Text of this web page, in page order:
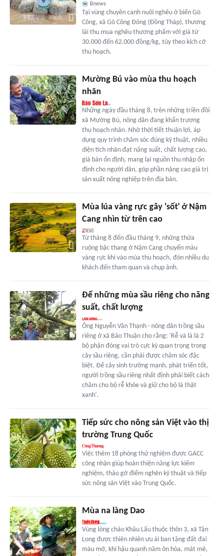
Bnews
Tại vùng chuyên canh nuôi nghêu ở biển Gò
Công, xã Gò Công Đông (Đồng Tháp), thương
lái thu mua nghêu thương phẩm với giá từ
30.000 đến 62.000 đồng/kg, tùy theo kích cỡ
thu hoạch.
Mường Bú vào mùa thu hoạch
nhãn
Những ngày đầu tháng 8, trên những triền đồi
xã Mường Bú, nông dân đang khẩn trương
thu hoạch nhãn. Nhờ thời tiết thuận lợi, áp
dụng quy trình chăm sóc đúng kỹ thuật, nhiều
diện tích nhãn đạt năng suất, chất lượng cao,
giá bán ổn định, mang lại nguồn thu nhập ổn
định cho người dân, góp phần nâng cao giá trị
sản xuất nông nghiệp trên địa bàn.
Mùa lúa vàng rực gây 'sốt' ở Nậm
Cang nhìn từ trên cao
Từ tháng 8 đến đầu tháng 9, những thửa
ruộng bậc thang ở Nậm Cang chuyển màu
vàng rực khi vào mùa thu hoạch, đón nhiều du
khách đến tham quan và chụp ảnh.
Để những mùa sầu riêng cho năng
suất, chất lượng
Ông Nguyễn Văn Thạnh - nông dân trồng sầu
riêng ở xã Bảo Thuận cho rằng: 'Rễ và lá là 2
bộ phận đóng vai trò cực kỳ quan trọng trong
cây sầu riêng, cần phải được chăm sóc đặc
biệt. Để cây sinh trưởng mạnh, phát triển tốt,
người trồng sầu riêng nhất định phải biết cách
chăm cho bộ rễ khỏe và giữ cho bộ lá thật
xanh'.
Tiếp sức cho nông sản Việt vào thị
trường Trung Quốc
Việc thêm 18 phòng thử nghiệm được GACC
công nhận giúp hoàn thiện năng lực kiểm
nghiệm, tháo gỡ điểm nghẽn kỹ thuật và tiếp
sức nông sản Việt vào Trung Quốc.
Mùa na làng Dao
Vùng lòng chảo Khâu Lấu thuộc thôn 3, xã Tân
Long được thiên nhiên ưu ái ban tặng đất đai
màu mỡ, khí hậu quanh năm ôn hòa, mát mẻ,